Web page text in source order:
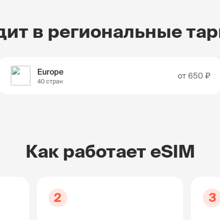
в региональные
Europe
40 стран
от 650 ₽
Как работает eSIM
2 3